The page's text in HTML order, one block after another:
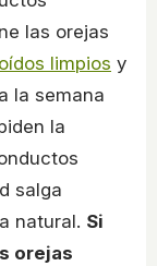
las orejas
limpios y
la semana
la
salga
natural. Si
orejas